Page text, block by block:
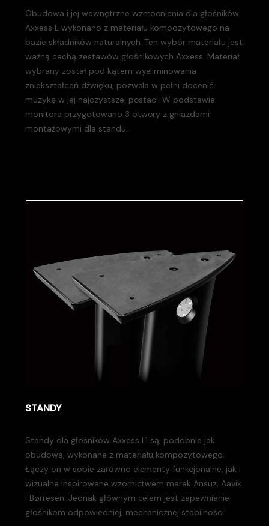
Obudowa i jej wewnętrzne wzmocnienia dla głośników
Axxess L wykonano z materiału kompozytowego na
bazie składników naturalnych. Ten wybór materiału jest
ważną cechą zestawów głośnikowych Axxess . Materiał
wybrany został pod kątem wyeliminowania
zniekształceń dźwięku, pozwala w pełni docenić
muzykę w jej najczystszej postaci. W podstawie
monitora przygotowano 3 otwory z gniazdami
montażowymi dla standu.
STANDY
Standy dla głośników Axxess L1 są, podobnie jak
obudowa, wykonane z materiału kompozytowego.
Łączy on w sobie zarówno elementy funkcjonalne, jak i
wizualne inspirowane wzornictwem marekAnsuz, Aavik
i Børresen.Jednak głównym celem jest zapewnienie
głośnikom odpowiedniej, mechanicznej stabilności.